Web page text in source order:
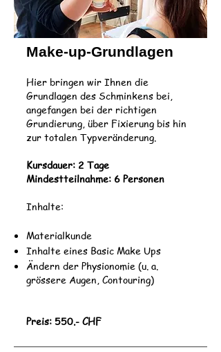
Make-up-Grundlagen
Hier bringen wir Ihnen die
Grundlagen des Schminkens bei,
angefangen bei der richtigen
Grundierung, über Fixierung bis hin
zur totalen Typveränderung.
Kursdauer: 2 Tage
Mindestteilnahme: 6 Personen
Inhalte:
Materialkunde
Inhalte eines Basic Make Ups
Ändern der Physionomie (u. a.
grössere Augen, Contouring)
Preis: 550.- CHF